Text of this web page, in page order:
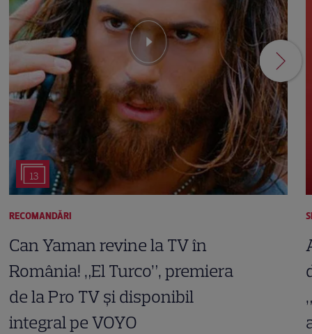
13
RECOMANDĂRI
Can Yaman revine la TV în
România! „El Turco”, premiera
de la Pro TV și disponibil
integral pe VOYO